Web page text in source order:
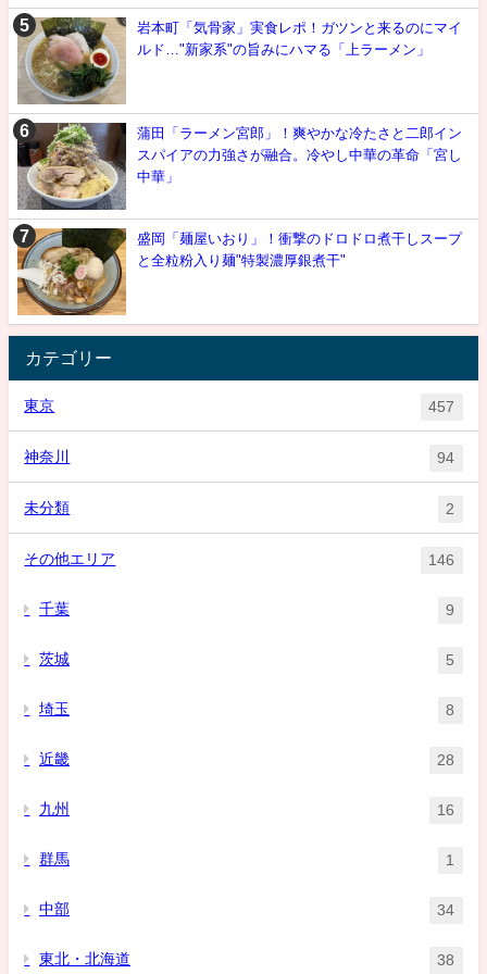
岩本町「気骨家」実食レポ！ガツンと来るのにマイ
ルド…"新家系"の旨みにハマる「上ラーメン」
蒲田「ラーメン宮郎」！爽やかな冷たさと二郎イン
スパイアの力強さが融合。冷やし中華の革命「宮し
中華」
盛岡「麺屋いおり」！衝撃のドロドロ煮干しスープ
と全粒粉入り麺"特製濃厚銀煮干"
カテゴリー
東京 457
神奈川 94
未分類 2
その他エリア 146
千葉 9
茨城 5
埼玉 8
近畿 28
九州 16
群馬 1
中部 34
東北・北海道 38